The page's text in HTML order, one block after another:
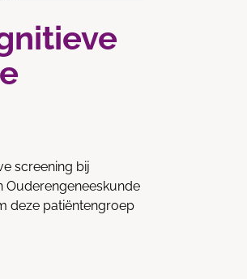
screening bij
Ouderengeneeskunde
deze patiëntengroep